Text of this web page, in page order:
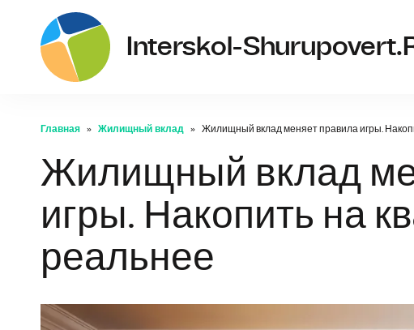
Interskol-
Главная Жилищный вклад Жилищный вклад меняет правила игры.
Жилищный вклад
игры. Накопить на
реальнее